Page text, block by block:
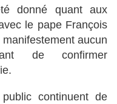
donné quant aux
le pape François
aucun
de confirmer
continuent de